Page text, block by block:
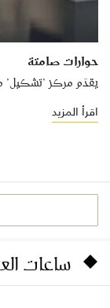
حوارات صامتة
يقدّم مركز "تشكيل"
اقرأ المزيد
ساعات